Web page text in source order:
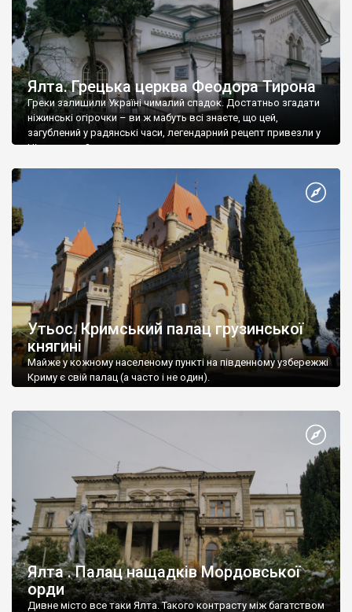
Ялта. Грецька церква Феодора Тирона
Греки залишили Україні чималий спадок. Достатньо згадати
ніжинські огірочки – ви ж мабуть всі знаєте, що цей,
загублений у радянські часи, легендарний рецепт привезли у
Ніжин греки?
Утьос. Кримський палац грузинської
княгині
Майже у кожному населеному пункті на південному узбережжі
Криму є свій палац (а часто і не один).
Ялта . Палац нащадків Мордовської
орди
Дивне місто все таки Ялта. Такого контрасту між багатством